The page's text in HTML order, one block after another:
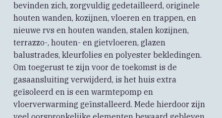
bevinden zich, zorgvuldig gedetailleerd, originele
houten wanden, kozijnen, vloeren en trappen, en
nieuwe rvs en houten wanden, stalen kozijnen,
terrazzo-, houten- en gietvloeren, glazen
balustrades, kleurfolies en polyester bekledingen.
Om toegerust te zijn voor de toekomst is de
gasaansluiting verwijderd, is het huis extra
geïsoleerd en is een warmtepomp en
vloerverwarming geïnstalleerd. Mede hierdoor zijn